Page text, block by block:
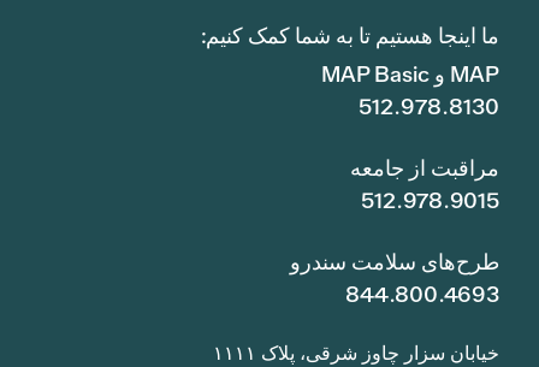
ما اینجا هستیم تا به شما کمک کنیم:
MAP و MAP Basic
512.978.8130
مراقبت از جامعه
512.978.9015
طرح‌های سلامت سندرو
844.800.4693
خیابان سزار چاوز شرقی، پلاک ۱۱۱۱